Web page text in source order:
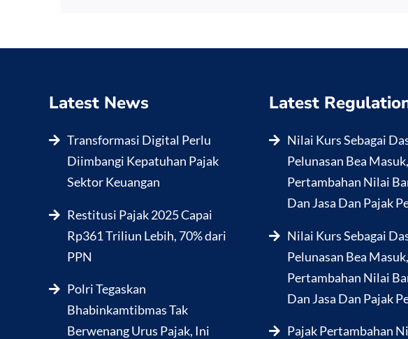
Latest News
Transformasi Digital Perlu
Diimbangi Kepatuhan Pajak
Sektor Keuangan
Restitusi Pajak 2025 Capai
Rp361 Triliun Lebih, 70% dari
PPN
Polri Tegaskan
Bhabinkamtibmas Tak
Berwenang Urus Pajak, Ini
Latest
Nilai Kurs Sebagai
Pelunasan Bea
Pertambahan Nilai
Dan Jasa Dan Pajak
Nilai Kurs Sebagai
Pelunasan Bea
Pertambahan Nilai
Dan Jasa Dan Pajak
Pajak Pertambahan